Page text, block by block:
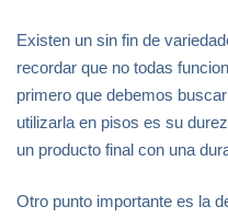
Existen un sin fin de
recordar que no todas
primero que debemos
utilizarla en pisos es su
un producto final con una
Otro punto importante es la